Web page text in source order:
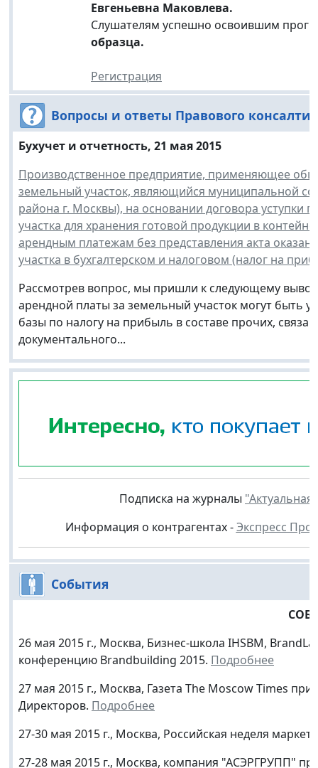
Евгеньевна Маковлева.
Слушателям успешно освоившим
образца.
Регистрация
Вопросы и ответы Правового
Бухучет и отчетность, 21 мая 2015
Производственное предприятие, применяющее
земельный участок, являющийся муниципальной
района г. Москвы), на основании договора уступки
участка для хранения готовой продукции в
арендным платежам без представления акта
участка в бухгалтерском и налоговом (налог на
Рассмотрев вопрос, мы пришли к следующему
арендной платы за земельный участок могут быть
базы по налогу на прибыль в составе прочих,
документального...
Подписка на журналы "Актуальная
Информация о контрагентах -Экспресс
События
26 мая 2015 г., Москва, Бизнес-школа IHSBM,
конференцию Brandbuilding 2015. Подробнее
27 мая 2015 г., Москва, Газета The Moscow Times
Директоров. Подробнее
27-30 мая 2015 г., Москва, Российская неделя
27-28 мая 2015 г., Москва, компания "АСЭРГРУПП"